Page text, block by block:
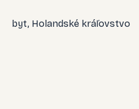
byt, Holandské kráľovstvo